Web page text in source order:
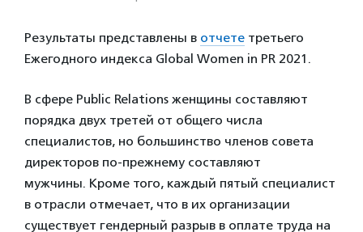
Результаты представлены в отчете третьего
Ежегодного индекса Global Women in PR 2021.
В сфере Public Relations женщины составляют
порядка двух третей от общего числа
специалистов, но большинство членов совета
директоров по-прежнему составляют
мужчины. Кроме того, каждый пятый специалист
в отрасли отмечает, что в их организации
существует гендерный разрыв в оплате труда на